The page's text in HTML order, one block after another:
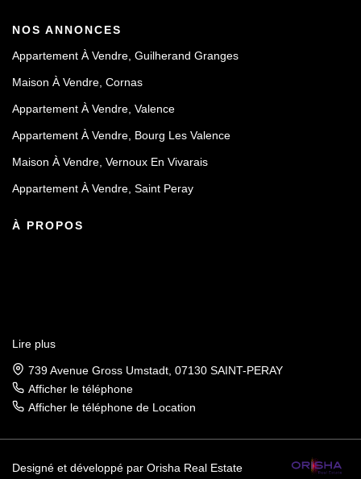
NOS ANNONCES
Appartement À Vendre, Guilherand Granges
Maison À Vendre, Cornas
Appartement À Vendre, Valence
Appartement À Vendre, Bourg Les Valence
Maison À Vendre, Vernoux En Vivarais
Appartement À Vendre, Saint Peray
À PROPOS
Lire plus
739 Avenue Gross Umstadt, 07130 SAINT-PERAY
Afficher le téléphone
Afficher le téléphone de Location
Designé et développé par Orisha Real Estate